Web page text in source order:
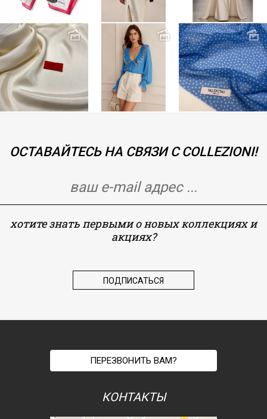
ОСТАВАЙТЕСЬ НА СВЯЗИ С COLLEZIONI!
хотите знать первыми о новых коллекциях и
акциях?
ПЕРЕЗВОНИТЬ ВАМ?
КОНТАКТЫ